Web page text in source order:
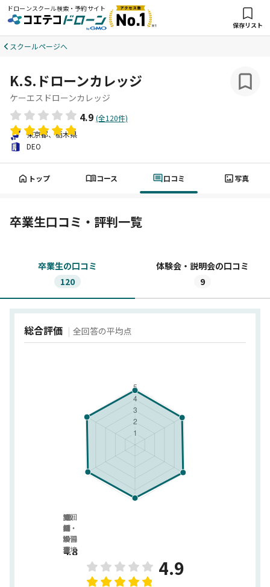
ドローンスクール検索・予約サイト
保存リスト
スクールページへ
K.S.ドローンカレッジ
ケーエスドローンカレッジ
4.9 (全120件)
東京都、栃木県
DEO
トップ コース 口コミ 写真
卒業生口コミ・評判一覧
卒業生の口コミ
120
体験会・説明会の口コミ
9
総合評価 全回答の平均点
カ
リ
キ
ュ
教
材・
設備
4.8
講
師
の
質
受
講
料
金
雰囲
気・
学習
環境
支
援
の
充
4.9